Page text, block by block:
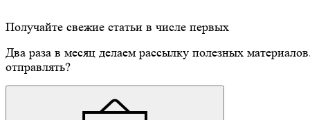
Получайте свежие статьи в числе первых
Два раза в месяц делаем рассылку полезных
отправлять?